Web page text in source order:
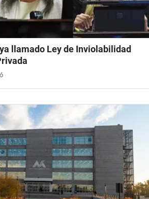
llamado Ley de Inviolabilidad